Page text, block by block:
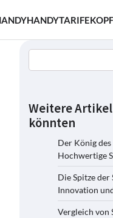
HANDYTARIFE
Weitere
könnten
Der König
Hochwertige
Die Spitze
Innovation
Vergleich von